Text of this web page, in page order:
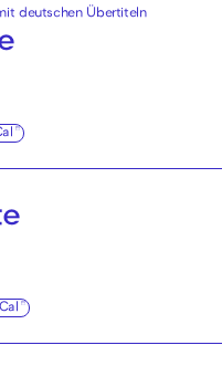
deutschen Übertiteln